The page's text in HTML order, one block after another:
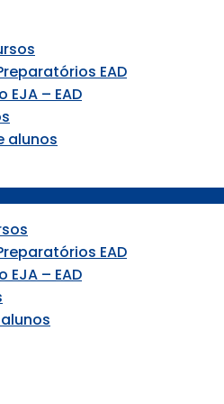
EAD
EJA – EAD
alunos
EAD
EJA – EAD